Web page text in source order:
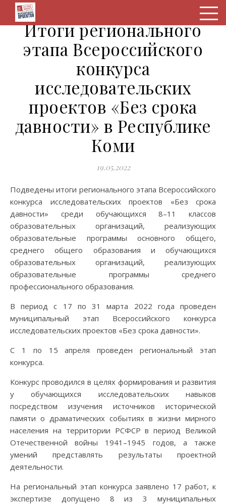
Итоги регионального
этапа Всероссийского
конкурса
исследовательских
проектов «Без срока
давности» в Республике
Коми
19.05.2022
Подведены итоги регионального этапа Всероссийского
конкурса исследовательских проектов «Без срока
давности» среди обучающихся 8–11 классов
образовательных организаций, реализующих
образовательные программы основного общего,
среднего общего образования и обучающихся
образовательных организаций, реализующих
образовательные программы среднего
профессионального образования.
В период с 17 по 31 марта 2022 года проведен
муниципальный этап Всероссийского конкурса
исследовательских проектов «Без срока давности».
С 1 по 15 апреля проведен региональный этап
конкурса.
Конкурс проводился в целях формирования и развития
у обучающихся исследовательских навыков
посредством изучения источников исторической
памяти о драматических событиях в жизни мирного
населения на территории РСФСР в период Великой
Отечественной войны 1941–1945 годов, а также
умений представлять результаты проектной
деятельности.
На региональный этап конкурса заявлено 17 работ, к
экспертизе допущено 8 из 3 муниципальных